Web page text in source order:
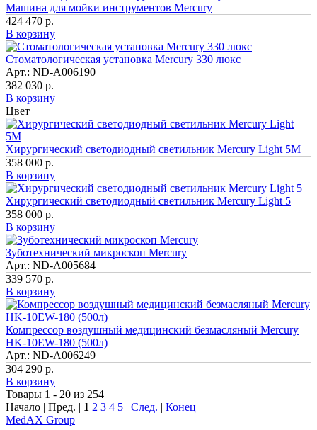
Машина для мойки инструментов Mercury
424 470 р.
В корзину
Стоматологическая установка Mercury 330 люкс
Арт.: ND-A006190
382 030 р.
В корзину
Цвет
Хирургический светодиодный светильник Mercury Light 5M
358 000 р.
В корзину
Хирургический светодиодный светильник Mercury Light 5
358 000 р.
В корзину
Зуботехнический микроскоп Mercury
Арт.: ND-A005684
339 570 р.
В корзину
Компрессор воздушный медицинский безмасляный Mercury
HK-10EW-180 (500л)
Арт.: ND-A006249
304 290 р.
В корзину
Товары 1 - 20 из 254
Начало | Пред. | 1 2 3 4 5 | След. | Конец
MedAX Group